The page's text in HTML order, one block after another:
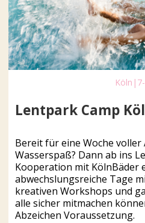
Köln |
Lentpark Camp
Bereit für eine Woche voller
Wasserspaß? Dann ab ins
Kooperation mit KölnBäder
abwechslungsreiche Tage
kreativen Workshops und
alle sicher mitmachen
Abzeichen Voraussetzung.